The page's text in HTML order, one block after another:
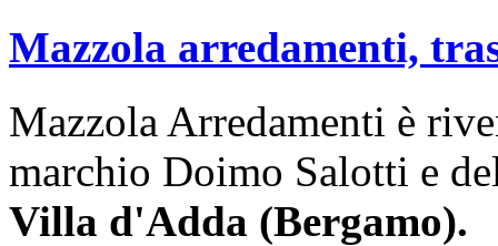
Mazzola arredamenti,
Mazzola Arredamenti è
marchio Doimo Salotti e
Villa d'Adda (Bergamo).